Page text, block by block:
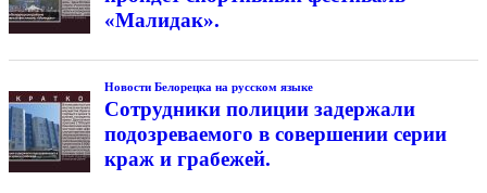
«Малидак».
Новости Белорецка на русском языке
Сотрудники полиции задержали
подозреваемого в совершении серии
краж и грабежей.